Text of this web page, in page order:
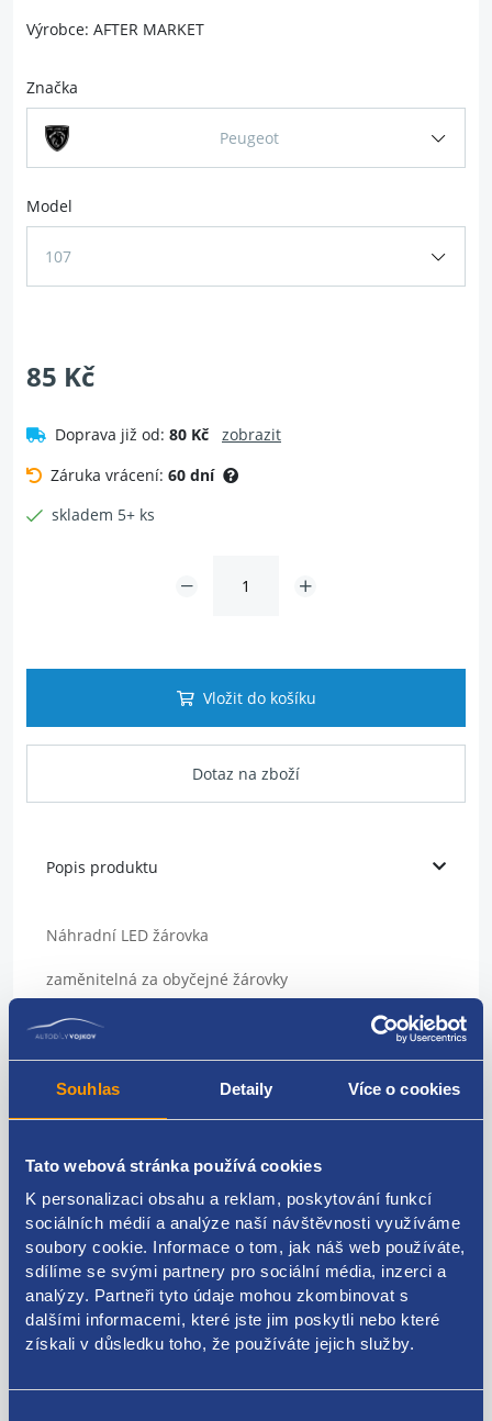
Souhlas Detaily Více o cookies
Tato webová stránka používá cookies
K personalizaci obsahu a reklam, poskytování funkcí
sociálních médií a analýze naší návštěvnosti využíváme
soubory cookie. Informace o tom, jak náš web používáte,
sdílíme se svými partnery pro sociální média, inzerci a
analýzy. Partneři tyto údaje mohou zkombinovat s
dalšími informacemi, které jste jim poskytli nebo které
získali v důsledku toho, že používáte jejich služby.
Výrobce: AFTER MARKET
Značka
Peugeot
Model
107
85 Kč
Doprava již od: 80 Kč
zobrazit
Záruka vrácení: 60 dní
skladem 5+ ks
Vložit do košíku
Dotaz na zboží
Popis produktu
Náhradní LED žárovka
zaměnitelná za obyčejné žárovky
Sada 4ks
použití: panely topení, přístrojové štíty, podsvícení
přístrojů
napájecí napětí 12 V
vynikající do vozidel, kde dochází k častému praskání
klasických žárovek
pro všechny osobní vozy, dodávky a motocykly s